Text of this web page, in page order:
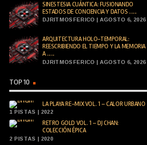
SINESTESIA CUÁNTICA: FUSIONANDO
ESTADOS DE CONCIENCIA Y DATOS ......
DJRITMOSFERICO | AGOSTO 6, 2026
ARQUITECTURA HOLO-TEMPORAL:
REESCRIBIENDO EL TIEMPO Y LA MEMORIA
A ......
DJRITMOSFERICO | AGOSTO 6, 2026
TOP 10
LA PLAYA RE-MIX VOL. 1 – CALOR URBANO
1 PISTAS | 2022
RETRO GOLD VOL. 1 – DJ CHAN:
COLECCIÓN ÉPICA
2 PISTAS | 2020